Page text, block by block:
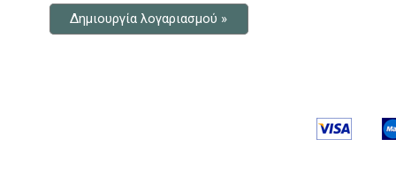
Δημιουργία λογαριασμού »